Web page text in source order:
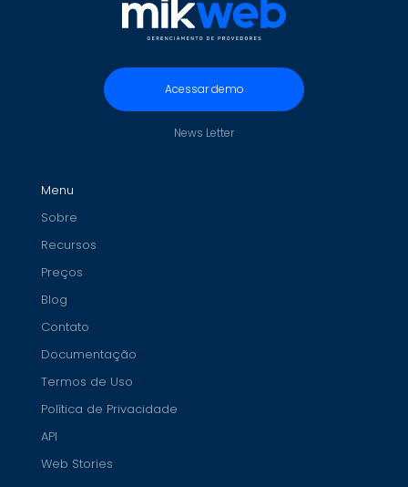
Acessar demo
News Letter
Menu
Sobre
Recursos
Preços
Blog
Contato
Documentação
Termos de Uso
Política de Privacidade
API
Web Stories